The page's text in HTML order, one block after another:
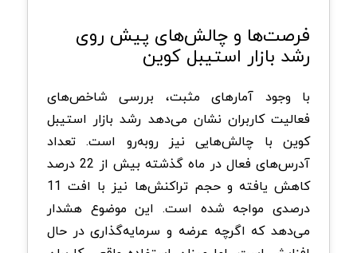
فرصت‌ها و چالش‌های پیش روی
رشد بازار استیبل کوین
با وجود آمارهای مثبت، بررسی شاخص‌های
فعالیت کاربران نشان می‌دهد رشد بازار استیبل
کوین با چالش‌هایی نیز روبه‌رو است. تعداد
آدرس‌های فعال در ماه گذشته بیش از 22 درصد
کاهش یافته و حجم تراکنش‌ها نیز با افت 11
درصدی مواجه شده است. این موضوع هشدار
می‌دهد که اگرچه عرضه و سرمایه‌گذاری در حال